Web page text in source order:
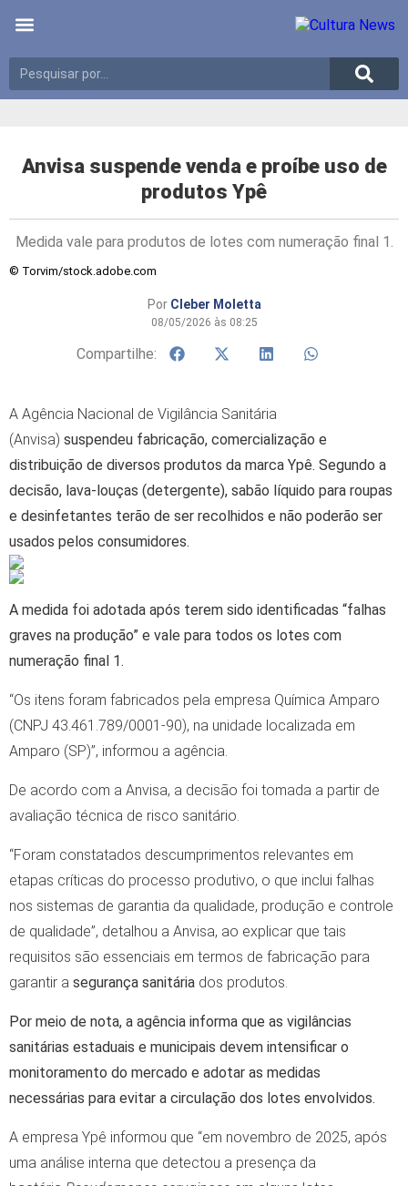
Anvisa suspende venda e proíbe uso de
produtos Ypê
Medida vale para produtos de lotes com numeração final 1.
© Torvim/stock.adobe.com
Por Cleber Moletta
08/05/2026 às 08:25
Compartilhe:
A Agência Nacional de Vigilância Sanitária
(Anvisa) suspendeu fabricação, comercialização e
distribuição de diversos produtos da marca Ypê. Segundo a
decisão, lava-louças (detergente), sabão líquido para roupas
e desinfetantes terão de ser recolhidos e não poderão ser
usados pelos consumidores.
A medida foi adotada após terem sido identificadas “falhas
graves na produção” e vale para todos os lotes com
numeração final 1.
“Os itens foram fabricados pela empresa Química Amparo
(CNPJ 43.461.789/0001-90), na unidade localizada em
Amparo (SP)”, informou a agência.
De acordo com a Anvisa, a decisão foi tomada a partir de
avaliação técnica de risco sanitário.
“Foram constatados descumprimentos relevantes em
etapas críticas do processo produtivo, o que inclui falhas
nos sistemas de garantia da qualidade, produção e controle
de qualidade”, detalhou a Anvisa, ao explicar que tais
requisitos são essenciais em termos de fabricação para
garantir a segurança sanitária dos produtos.
Por meio de nota, a agência informa que as vigilâncias
sanitárias estaduais e municipais devem intensificar o
monitoramento do mercado e adotar as medidas
necessárias para evitar a circulação dos lotes envolvidos.
A empresa Ypê informou que “em novembro de 2025, após
uma análise interna que detectou a presença da